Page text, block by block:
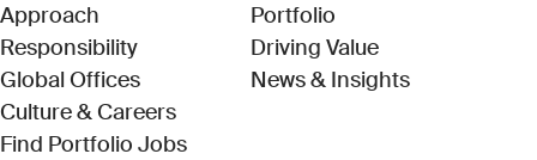
Approach
Responsibility
Global Offices
Culture & Careers
Find Portfolio Jobs(Link opens in new window)
Portfolio
Driving Value
News & Insights